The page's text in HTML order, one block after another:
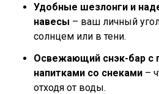
Удобные шезлонги и
навесы – ваш личный
солнцем или в тени.
Освежающий снэк-бар с
напитками со снеками –
отходя от воды.